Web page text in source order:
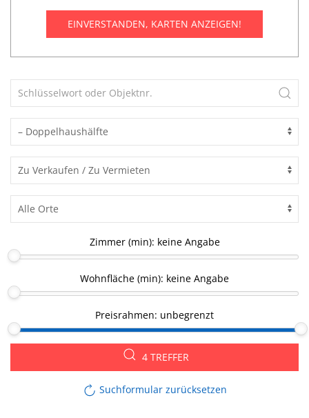
EINVERSTANDEN, KARTEN ANZEIGEN!
Zimmer (min): keine Angabe
Wohnfläche (min): keine Angabe
Preisrahmen: unbegrenzt
4 TREFFER
Suchformular zurücksetzen